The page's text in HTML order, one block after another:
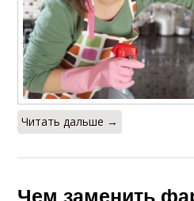
Читать дальше →
Чем заменить